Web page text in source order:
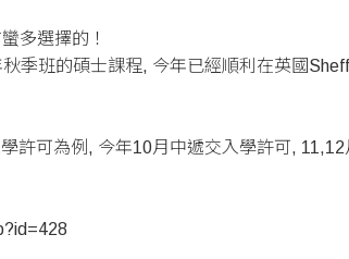
多選擇的！
季班的碩士課程, 今年已經順利在英國
許可為例, 今年10月中遞交入學許可,